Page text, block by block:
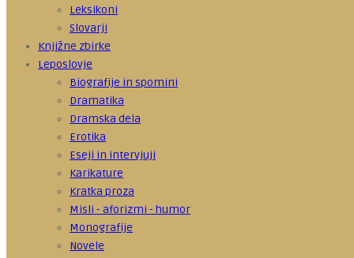
Leksikoni
Slovarji
Knjižne zbirke
Leposlovje
Biografije in spomini
Dramatika
Dramska dela
Erotika
Eseji in intervjuji
Karikature
Kratka proza
Misli - aforizmi - humor
Monografije
Novele